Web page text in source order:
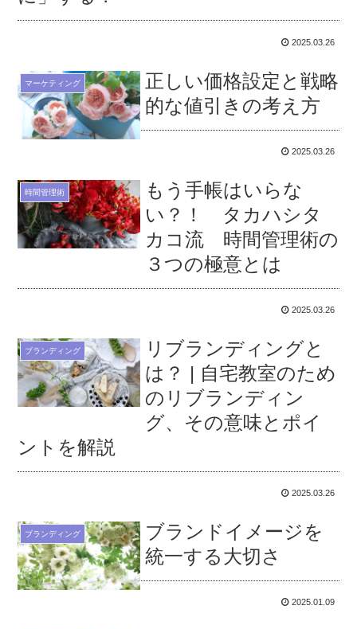
2025.03.26
マーケティング
正しい価格設定と戦略
的な値引きの考え方
2025.03.26
時間管理術
もう手帳はいらな
い？！ タカハシタ
カコ流 時間管理術の
３つの極意とは
2025.03.26
ブランディング
リブランディングと
は？ | 自宅教室のため
のリブランディン
グ、その意味とポイ
ントを解説
2025.03.26
ブランディング
ブランドイメージを
統一する大切さ
2025.01.09